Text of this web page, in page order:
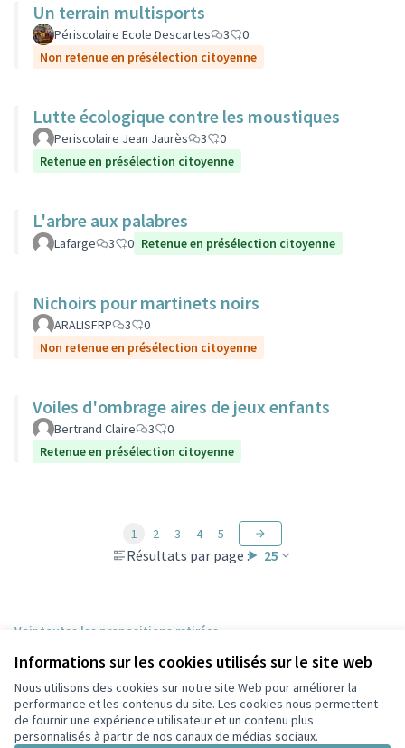
Informations sur les cookies utilisés sur le site web
Nous utilisons des cookies sur notre site Web pour améliorer la
performance et les contenus du site. Les cookies nous permettent
de fournir une expérience utilisateur et un contenu plus
personnalisés à partir de nos canaux de médias sociaux.
Un terrain multisports
Périscolaire Ecole Descartes 3
0
Non retenue en présélection citoyenne
Lutte écologique contre les moustiques
Periscolaire Jean Jaurès 3
0
Retenue en présélection citoyenne
L'arbre aux palabres
Lafarge 3 0 Retenue en présélection citoyenne
Nichoirs pour martinets noirs
ARALISFRP 3
0
Non retenue en présélection citoyenne
Voiles d'ombrage aires de jeux enfants
Bertrand Claire 3
0
Retenue en présélection citoyenne
Résultats par page : 25
1 2 3 4 5
Voir toutes les propositions retirées
Conditions d'utilisation
Paramètres des cookies
Participez Villeurbanne sur X
Participez Villeurbanne sur Facebook
Participez Villeurbanne sur Instagram
Participez Villeurbanne sur YouTube